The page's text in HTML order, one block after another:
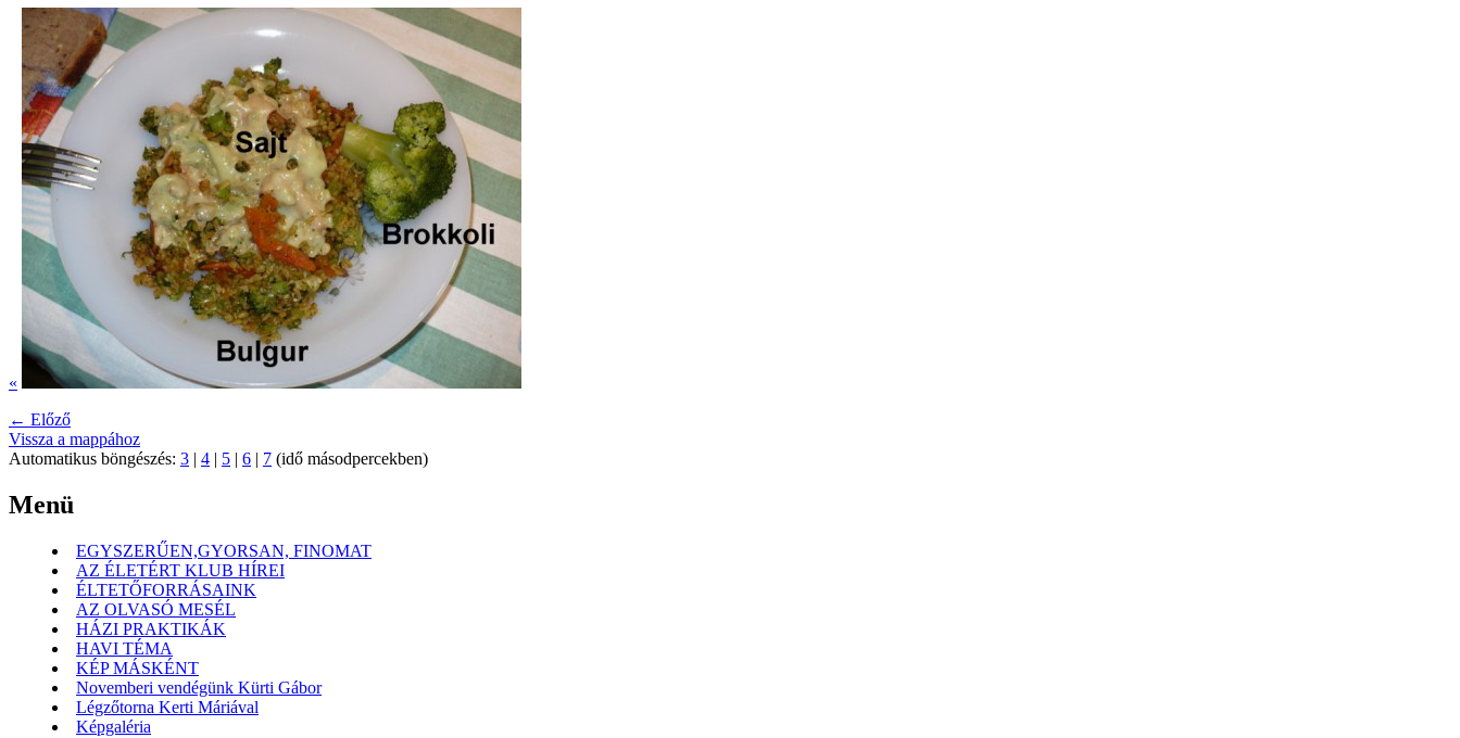
«
← Előző
Vissza a mappához
Automatikus böngészés: 3 | 4 | 5 | 6 | 7 (idő másodpercekben)
Menü
EGYSZERŰEN,GYORSAN, FINOMAT
AZ ÉLETÉRT KLUB HÍREI
ÉLTETŐFORRÁSAINK
AZ OLVASÓ MESÉL
HÁZI PRAKTIKÁK
HAVI TÉMA
KÉP MÁSKÉNT
Novemberi vendégünk Kürti Gábor
Légzőtorna Kerti Máriával
Képgaléria